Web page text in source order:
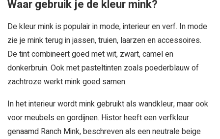
Waar gebruik je de kleur mink?
De kleur mink is populair in mode, interieur en verf. In mode
zie je mink terug in jassen, truien, laarzen en accessoires.
De tint combineert goed met wit, zwart, camel en
donkerbruin. Ook met pasteltinten zoals poederblauw of
zachtroze werkt mink goed samen.
In het interieur wordt mink gebruikt als wandkleur, maar ook
voor meubels en gordijnen. Histor heeft een verfkleur
genaamd Ranch Mink, beschreven als een neutrale beige